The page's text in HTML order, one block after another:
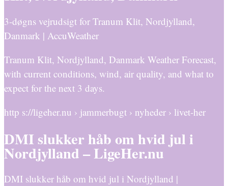
3-døgns vejrudsigt for Tranum Klit, Nordjylland,
Danmark | AccuWeather
Tranum Klit, Nordjylland, Danmark Weather Forecast,
with current conditions, wind, air quality, and what to
expect for the next 3 days.
http s://ligeher.nu › jammerbugt › nyheder › livet-her
DMI slukker håb om hvid jul i
Nordjylland – LigeHer.nu
DMI slukker håb om hvid jul i Nordjylland |